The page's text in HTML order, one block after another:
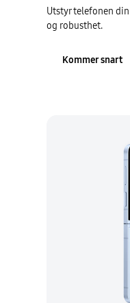
Utstyr telefonen
og robusthet.
Kommer snart